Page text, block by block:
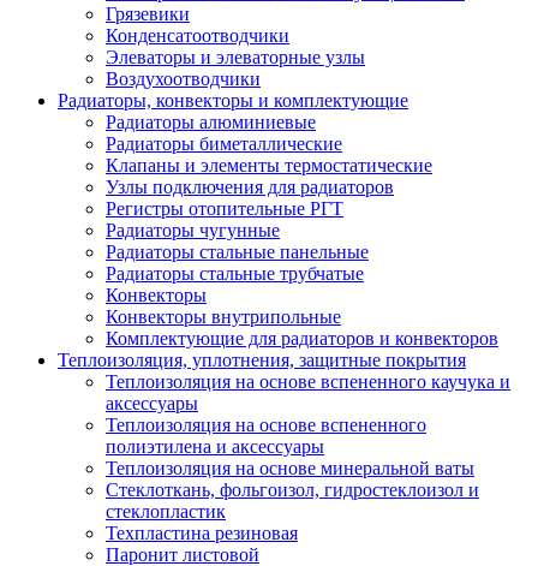
Грязевики
Конденсатоотводчики
Элеваторы и элеваторные узлы
Воздухоотводчики
Радиаторы, конвекторы и комплектующие
Радиаторы алюминиевые
Радиаторы биметаллические
Клапаны и элементы термостатические
Узлы подключения для радиаторов
Регистры отопительные РГТ
Радиаторы чугунные
Радиаторы стальные панельные
Радиаторы стальные трубчатые
Конвекторы
Конвекторы внутрипольные
Комплектующие для радиаторов и конвекторов
Теплоизоляция, уплотнения, защитные покрытия
Теплоизоляция на основе вспененного каучука и
аксессуары
Теплоизоляция на основе вспененного
полиэтилена и аксессуары
Теплоизоляция на основе минеральной ваты
Стеклоткань, фольгоизол, гидростеклоизол и
стеклопластик
Техпластина резиновая
Паронит листовой